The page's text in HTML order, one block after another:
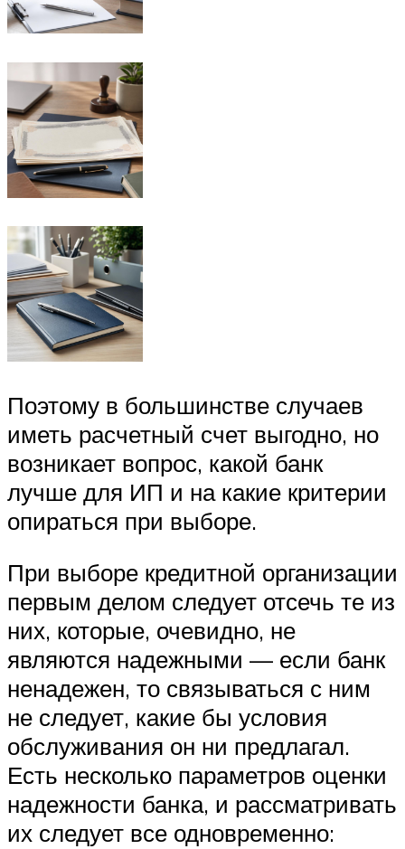
Поэтому в большинстве случаев
иметь расчетный счет выгодно, но
возникает вопрос, какой банк
лучше для ИП и на какие критерии
опираться при выборе.
При выборе кредитной организации
первым делом следует отсечь те из
них, которые, очевидно, не
являются надежными — если банк
ненадежен, то связываться с ним
не следует, какие бы условия
обслуживания он ни предлагал.
Есть несколько параметров оценки
надежности банка, и рассматривать
их следует все одновременно: